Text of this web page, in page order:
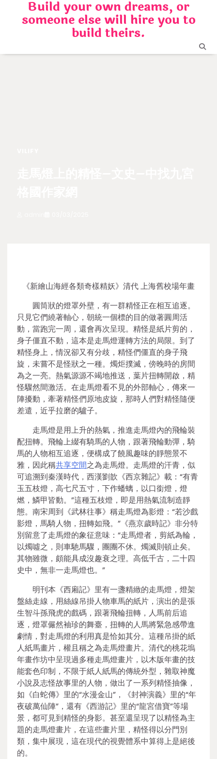
Build your own dreams, or
someone else will hire you to
build theirs.
《新繪山海經各類奇樣精妖》清代 上海舊校場年畫
圓筒狀的燈罩外壁，有一群精怪正在相互追逐。
只見它們繞著軸心，朝統一個標的目的做著圓周活
動，當跑完一周，還會再次呈現。精怪是紙片剪的，
身子僵直不動，這本是走馬燈運轉方法的局限。到了
精怪身上，情況卻又有分歧，精怪們僵直的身子飛
旋，未嘗不是怪狀之一種。燭炬撲滅，傍晚時的房間
為之一亮。熱氣源源不竭地推送，葉片扭轉開啟，精
怪驟然間激活。在走馬燈看不見的外部軸心，傳來一
陣擾動，牽著精怪們原地皮旋，那時人們對精怪隨便
差遣，近乎拉磨的驢子。
走馬燈是用上升的熱氣，推進走馬燈內的飛輪裝
配扭轉。飛輪上綴有騎馬的人物，跟著飛輪動彈，騎
馬的人物相互追逐，便構成了饒風趣味的靜態景不
雅，因此稱共享空間之為走馬燈。走馬燈的汗青，似
可追溯到秦漢時代，西漢劉歆《西京雜記》載：“有青
玉五枝燈，高七尺五寸，下作蟠螭，以口銜燈，燈
燃，鱗甲皆動。”這種五枝燈，即是用熱氣流制造靜
態。南宋周到《武林往事》稱走馬燈為影燈：“若沙戲
影燈，馬騎人物，扭轉如飛。”《燕京歲時記》非分特
別留意了走馬燈的象征意味：“走馬燈者，剪紙為輪，
以燭噓之，則車馳馬驟，團團不休。燭滅則頓止矣。
其物雖微，頗能具成沒趣衰之理。高低千古，二十四
史中，無非一走馬燈也。”
明刊本《西廂記》里有一盞精緻的走馬燈，燈架
盤絲走線，用絲線吊掛人物車馬的紙片，演出的是張
生智斗孫飛虎的戲碼，跟著飛輪扭轉，人馬前后追
逐，燈罩儼然袖珍的舞臺，扭轉的人馬將緊急感帶進
劇情，對走馬燈的利用真是恰如其分。這種吊掛的紙
人紙馬畫片，權且稱之為走馬燈畫片。清代的桃花塢
年畫作坊中呈現過多種走馬燈畫片，以木版年畫的技
能套色印制，不限于紙人紙馬的傳統外型，雜取神魔
小說及志怪故事里的人物，做出了一系列精怪抽像，
如《白蛇傳》里的“水漫金山”，《封神演義》里的“年
夜破萬仙陣”，還有《西游記》里的“龍宮借寶”等場
景，都可見到精怪的身影。甚至還呈現了以精怪為主
題的走馬燈畫片，在這些畫片里，精怪得以分門別
類，集中展現，這在現代的視覺體系中算得上是絕後
的。